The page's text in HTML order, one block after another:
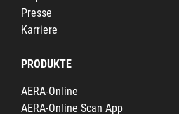
Presse
Karriere
PRODUKTE
AERA-Online
AERA-Online Scan App